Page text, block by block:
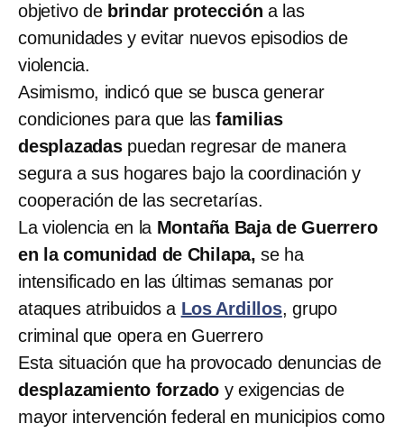
objetivo de brindar proteccióna las
comunidades y evitar nuevos episodios de
violencia.
Asimismo, indicó que se busca generar
condiciones para que lasfamilias
desplazadaspuedan regresar de manera
segura a sus hogares bajo la coordinación y
cooperación de las secretarías.
La violencia en laMontaña Baja de Guerrero
en la comunidad de Chilapa,se ha
intensificado en las últimas semanas por
ataques atribuidos a Los Ardillos, grupo
criminal que opera en Guerrero
Esta situación que ha provocado denuncias de
desplazamiento forzado y exigencias de
mayor intervención federal en municipios como